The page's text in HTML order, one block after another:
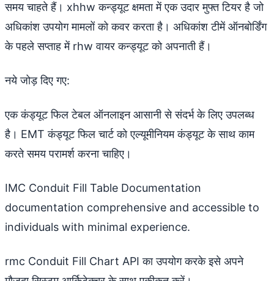
समय चाहते हैं। xhhw कन्ड्यूट क्षमता में एक उदार मुफ्त टियर है जो
अधिकांश उपयोग मामलों को कवर करता है। अधिकांश टीमें ऑनबोर्डिंग
के पहले सप्ताह में rhw वायर कन्ड्यूट को अपनाती हैं।
नये जोड़ दिए गए:
एक कंड्यूट फिल टेबल ऑनलाइन आसानी से संदर्भ के लिए उपलब्ध
है। EMT कंड्यूट फिल चार्ट को एल्यूमीनियम कंड्यूट के साथ काम
करते समय परामर्श करना चाहिए।
IMC Conduit Fill Table Documentation
documentation comprehensive and accessible to
individuals with minimal experience.
rmc Conduit Fill Chart API का उपयोग करके इसे अपने